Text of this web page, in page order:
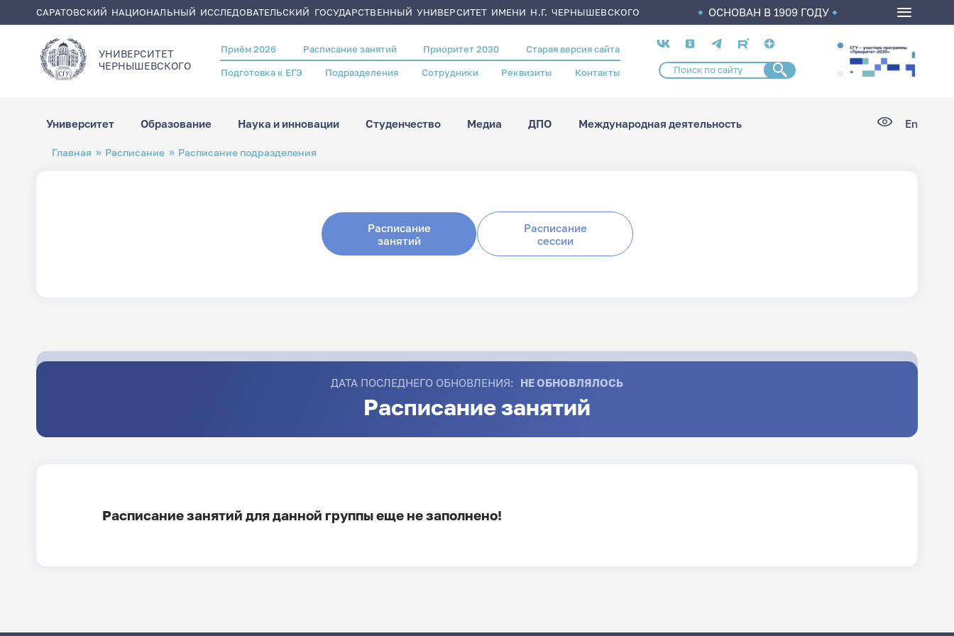
САРАТОВСКИЙ НАЦИОНАЛЬНЫЙ ИССЛЕДОВАТЕЛЬСКИЙ ГОСУДАРСТВЕННЫЙ УНИВЕРСИТЕТ ИМЕНИ Н.Г. ЧЕРНЫШЕВСКОГО ОСНОВАН В 1909 ГОДУ
УНИВЕРСИТЕТ
ЧЕРНЫШЕВСКОГO
Header
menu
Приём 2026 Расписание занятий Приоритет 2030 Старая версия сайта
Подготовка к ЕГЭ Подразделения Сотрудники Реквизиты Контакты
Социальные
сети
Университет Образование Наука и инновации Студенчество Медиа ДПО Международная деятельность En
Строка
навигации
Главная Расписание Расписание подразделения
Расписание
занятий
Расписание
сессии
ДАТА ПОСЛЕДНЕГО ОБНОВЛЕНИЯ: НЕ ОБНОВЛЯЛОСЬ
Расписание занятий
Расписание занятий для данной группы еще не заполнено!